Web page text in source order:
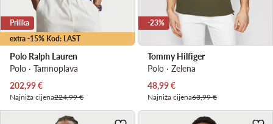
extra -15% Kod: LAST
Prilika
Polo Ralph Lauren
Polo · Tamnoplava
Trenutna cijena
202,99€
Najniža cijena224,99 €
-23%
Tommy Hilfiger
Polo · Zelena
Trenutna cijena
48,99€
Najniža cijena63,99 €